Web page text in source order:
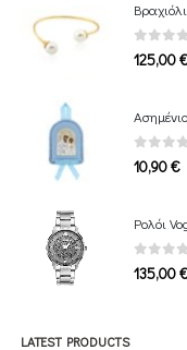
0out
125,00
0out
10,90€
Ρολόι
0out
135,00
LATEST PRODUCTS